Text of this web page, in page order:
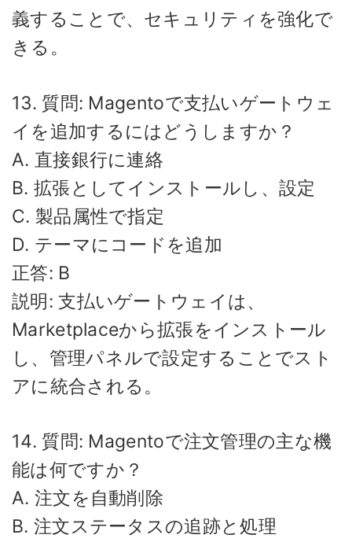
義することで、セキュリティを強化で
きる。
13. 質問: Magentoで支払いゲートウェ
イを追加するにはどうしますか？
A. 直接銀行に連絡
B. 拡張としてインストールし、設定
C. 製品属性で指定
D. テーマにコードを追加
正答: B
説明: 支払いゲートウェイは、
Marketplaceから拡張をインストール
し、管理パネルで設定することでスト
アに統合される。
14. 質問: Magentoで注文管理の主な機
能は何ですか？
A. 注文を自動削除
B. 注文ステータスの追跡と処理